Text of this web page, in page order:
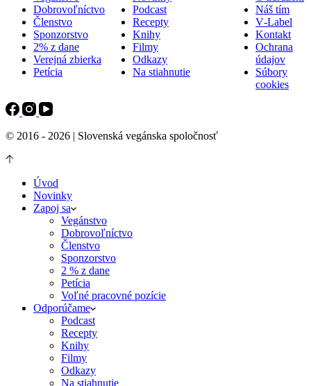
Dobrovoľníctvo
Členstvo
Sponzorstvo
2% z dane
Verejná zbierka
Petícia
Podcast
Recepty
Knihy
Filmy
Odkazy
Na stiahnutie
Náš tím
V‑Label
Kontakt
Ochrana
údajov
Súbory
cookies
© 2016 - 2026 | Slovenská vegánska spoločnosť
Úvod
Novinky
Zapoj sa
Vegánstvo
Dobrovoľníctvo
Členstvo
Sponzorstvo
2 % z dane
Petícia
Voľné pracovné pozície
Odporúčame
Podcast
Recepty
Knihy
Filmy
Odkazy
Na stiahnutie